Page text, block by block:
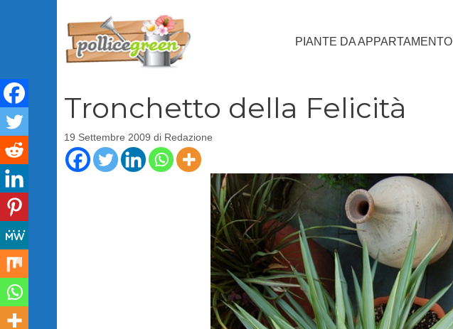
PIANTE DA APPARTAMENTO
Tronchetto della Felicità
19 Settembre 2009 di Redazione